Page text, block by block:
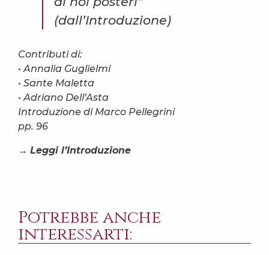
(dall’Introduzione)
Contributi di:
• Annalia Guglielmi
• Sante Maletta
• Adriano Dell’Asta
Introduzione di Marco Pellegrini
pp. 96
→ Leggi l’Introduzione
Potrebbe anche
interessarti: